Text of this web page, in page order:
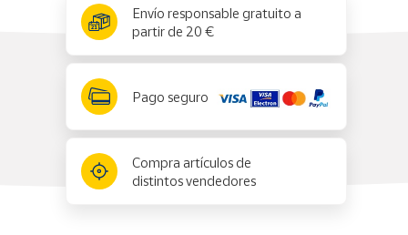
Envío responsable gratuito a
partir de 20 €
Pago seguro
Compra artículos de
distintos vendedores